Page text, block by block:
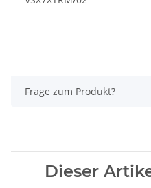
Frage zum Produkt?
Dieser